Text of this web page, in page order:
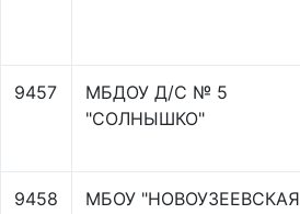
9457
МБДОУ Д/С № 5
"СОЛНЫШКО"
9458
МБОУ "НОВОУЗЕЕВСКАЯ